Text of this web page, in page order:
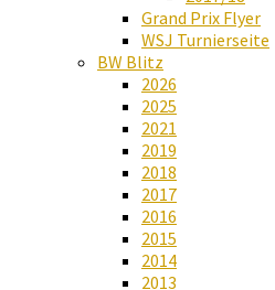
Grand Prix Flyer
WSJ Turnierseite
BW Blitz
2026
2025
2021
2019
2018
2017
2016
2015
2014
2013